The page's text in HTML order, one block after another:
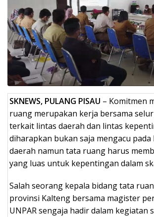
SKNEWS, PULANG PISAU – Komitmen
ruang merupakan kerja bersama
terkait lintas daerah dan lintas
diharapkan bukan saja mengacu
daerah namun tata ruang harus
yang luas untuk kepentingan dalam
Salah seorang kepala bidang tata
provinsi Kalteng bersama magister
UNPAR sengaja hadir dalam kegiatan